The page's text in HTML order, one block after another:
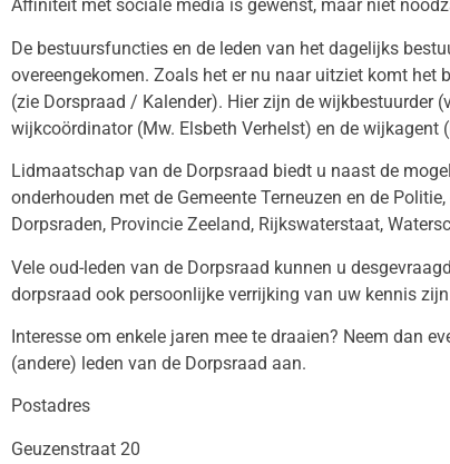
Affiniteit met sociale media is gewenst, maar niet
De bestuursfuncties en de leden van het dagelijks
overeengekomen. Zoals het er nu naar uitziet komt het
(zie Dorspraad / Kalender). Hier zijn de wijkbestuurder
wijkcoördinator (Mw. Elsbeth Verhelst) en de wijkagent
Lidmaatschap van de Dorpsraad biedt u naast de
onderhouden met de Gemeente Terneuzen en de
Dorpsraden, Provincie Zeeland, Rijkswaterstaat,
Vele oud-leden van de Dorpsraad kunnen u
dorpsraad ook persoonlijke verrijking van uw kennis
Interesse om enkele jaren mee te draaien? Neem dan
(andere) leden van de Dorpsraad aan.
Postadres
Geuzenstraat 20